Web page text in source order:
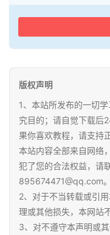
版权声明
1、本站所发布的一切
究目的；请自觉下载后
果你喜欢教程，请支持
本站内容全部来自网络
犯了您的合法权益，请
895674471@qq.com。
2、对于不当转载或引
理或其他损失，本网站
3、对不遵守本声明或